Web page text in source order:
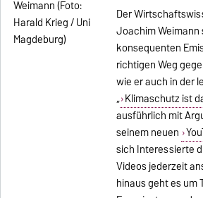
Der
Joachim Weimann
konsequenten
richtigen Weg
wie er auch in der
„ Klimaschutz ist
ausführlich mit
seinem neuen
sich Interessierte
Videos jederzeit
hinaus geht es um